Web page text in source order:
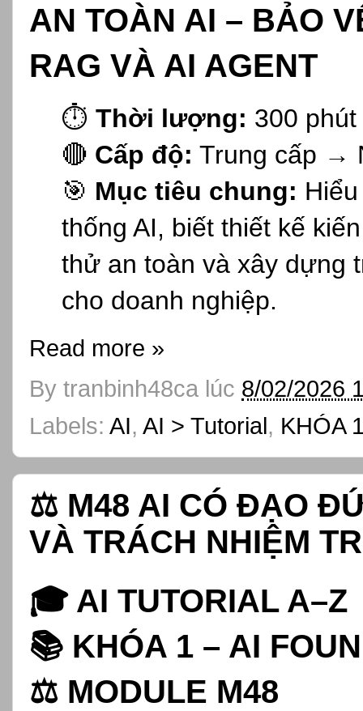
AN TOÀN AI – BẢO
RAG VÀ AI AGENT
⏱️ Thời lượng: 300 phút
🔴 Cấp độ: Trung cấp →
🎯 Mục tiêu chung:
thống AI, biết thiết kế
thử an toàn và xây dựng
cho doanh nghiệp.
Read more »
By tranbinh48ca lúc 8/02/2026
Labels: AI, AI > Tutorial , KHÓA
⚖️ M48 AI CÓ ĐẠO
VÀ TRÁCH NHIỆM
🎓 AI TUTORIAL A–Z
📚 KHÓA 1 – AI
⚖️ MODULE M48